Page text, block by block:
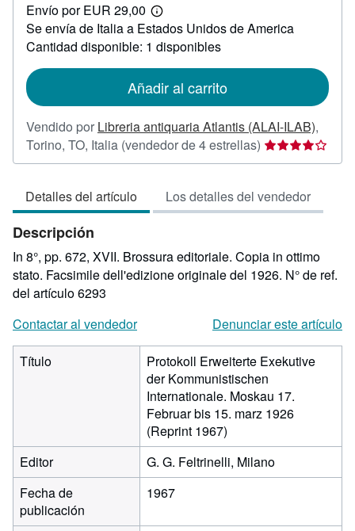
25,00
Envío por EUR 29,00
Más
información
sobre
las
envío
Se envía de Italia a Estados Unidos de America
Cantidad disponible: 1 disponibles
Añadir al carrito
Vendido por Libreria antiquaria Atlantis (ALAI-ILAB),
Torino, TO, Italia (vendedor de 4 estrellas) Calificación
del
4
de
estrellas
Detalles del artículo Los detalles del vendedor
Descripción
In 8°, pp. 672, XVII. Brossura editoriale. Copia in ottimo
stato. Facsimile dell'edizione originale del 1926. N° de ref.
del artículo 6293
Contactar al vendedor
Denunciar este artículo
Título
Protokoll Erweiterte Exekutive
der Kommunistischen
Internationale. Moskau 17.
Februar bis 15. marz 1926
(Reprint 1967)
Editor
G. G. Feltrinelli, Milano
Fecha de
publicación
1967